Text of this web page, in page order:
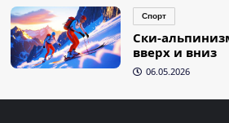
Спорт
Ски-
вверх и вниз
06.05.2026